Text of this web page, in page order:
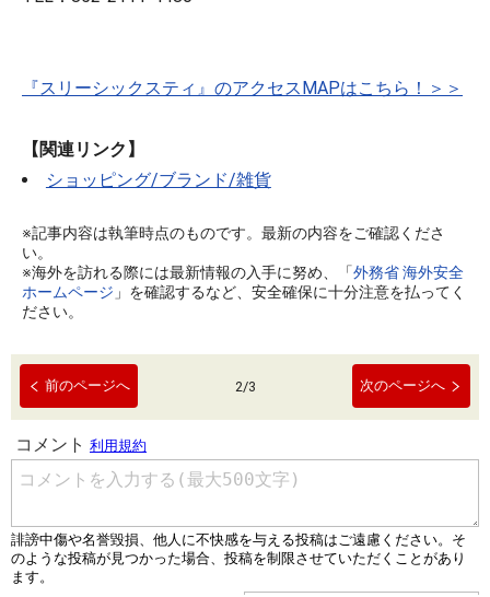
『スリーシックスティ』のアクセスMAPはこちら！＞＞
【関連リンク】
ショッピング/ブランド/雑貨
※記事内容は執筆時点のものです。最新の内容をご確認くださ
い。
※海外を訪れる際には最新情報の入手に努め、「外務省 海外安全
ホームページ 」を確認するなど、安全確保に十分注意を払ってく
ださい。
前のページへ 2/3 次のページへ